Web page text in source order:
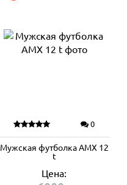
0
Мужская футболка AMX 12
t
Цена: